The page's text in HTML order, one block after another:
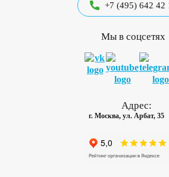
+7 (495) 642 42
Мы в соцсетях
Адрес:
г. Москва, ул. Арбат, 35